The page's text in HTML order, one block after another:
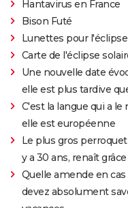
Fratè
Les Tuche 4 : la
pour Jean-Paul
En même temps
Les Aventures de
L'Origine du monde
OSS 117 3 : que
Monty Python,
The French
Anderson ?
Hantavirus en France
Bison Futé
Lunettes pour l'éclipse
Carte de l'éclipse
Une nouvelle date
elle est plus tardive
C'est la langue qui a
elle est européenne
Le plus gros
y a 30 ans, renaît
Quelle amende en cas
devez absolument